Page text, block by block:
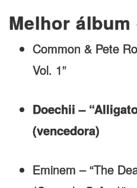
Melhor álbum
Common & Pete
Vol. 1”
Doechii –
(vencedora)
Eminem – “The